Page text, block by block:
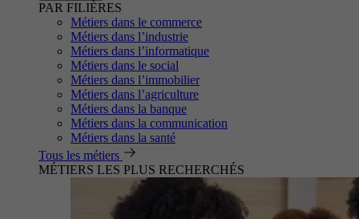
PAR FILIÈRES
Métiers dans le commerce
Métiers dans l’industrie
Métiers dans l’informatique
Métiers dans le social
Métiers dans l’immobilier
Métiers dans l’agriculture
Métiers dans la banque
Métiers dans la communication
Métiers dans la santé
Tous les métiers
MÉTIERS LES PLUS RECHERCHÉS